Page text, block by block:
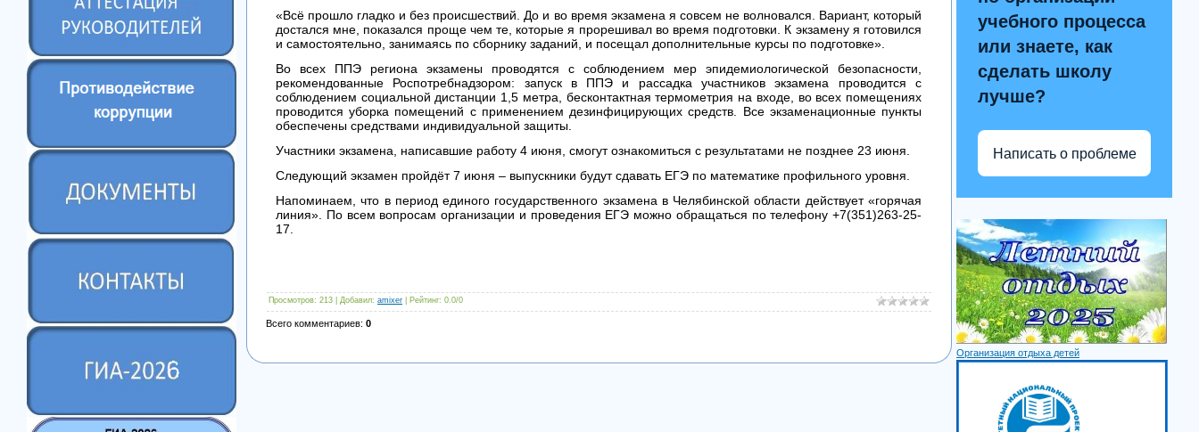
«Всё прошло гладко и без происшествий. До и во время экзамена я совсем не волновался. Вариант, который
достался мне, показался проще чем те, которые я прорешивал во время подготовки. К экзамену я готовился
и самостоятельно, занимаясь по сборнику заданий, и посещал дополнительные курсы по подготовке».
Во всех ППЭ региона экзамены проводятся с соблюдением мер эпидемиологической безопасности,
рекомендованные Роспотребнадзором: запуск в ППЭ и рассадка участников экзамена проводится с
соблюдением социальной дистанции 1,5 метра, бесконтактная термометрия на входе, во всех помещениях
проводится уборка помещений с применением дезинфицирующих средств. Все экзаменационные пункты
обеспечены средствами индивидуальной защиты.
Участники экзамена, написавшие работу 4 июня, смогут ознакомиться с результатами не позднее 23 июня.
Следующий экзамен пройдёт 7 июня – выпускники будут сдавать ЕГЭ по математике профильного уровня.
Напоминаем, что в период единого государственного экзамена в Челябинской области действует «горячая
линия». По всем вопросам организации и проведения ЕГЭ можно обращаться по телефону +7(351)263-25-
17.
Просмотров: 213 | Добавил: amixer Рейтинг: 0.0/0
Всего комментариев: 0
учебного процесса
или знаете, как
сделать школу
лучше?
Написать о проблеме
Организация отдыха детей